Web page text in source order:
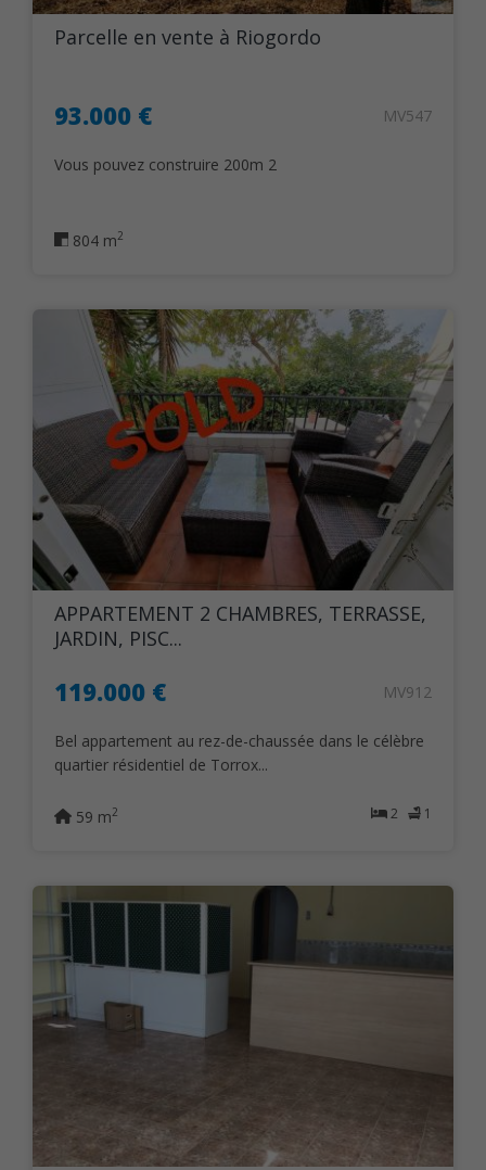
Parcelle en vente à Riogordo
93.000 € MV547
Vous pouvez construire 200m 2
804 m2
APPARTEMENT 2 CHAMBRES, TERRASSE,
JARDIN, PISC...
119.000 € MV912
Bel appartement au rez-de-chaussée dans le célèbre
quartier résidentiel de Torrox...
2 1
59 m2